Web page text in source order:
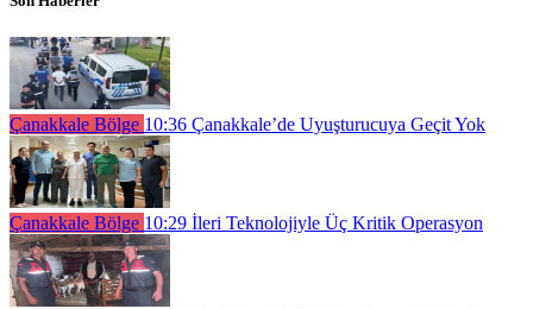
Çanakkale Bölge 10:36 Çanakkale’de Uyuşturucuya Geçit Yok
Çanakkale Bölge 10:29 İleri Teknolojiyle Üç Kritik Operasyon